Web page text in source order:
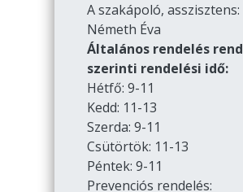
A szakápoló, asszisztens:
Németh Éva
Általános rendelés rend
szerinti rendelési idő:
Hétfő: 9-11
Kedd: 11-13
Szerda: 9-11
Csütörtök: 11-13
Péntek: 9-11
Prevenciós rendelés: